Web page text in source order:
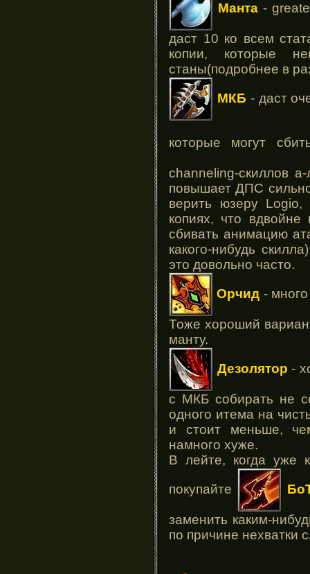
Манта -
даст 10 ко всем
копии, которые
станы(подробнее в
МКБ - даст
которые могут
channeling-скиллов
повышает ДПС
верить юзеру
копиях, что
сбивать анимацию
какого-нибудь
это довольно часто.
Орчид -
Тоже хороший
манту.
Дезолятор -
с МКБ собирать не
одного итема на
и стоит меньше,
намного хуже.
В лейте, когда уже
покупайте
заменить каким-
по причине нехватки